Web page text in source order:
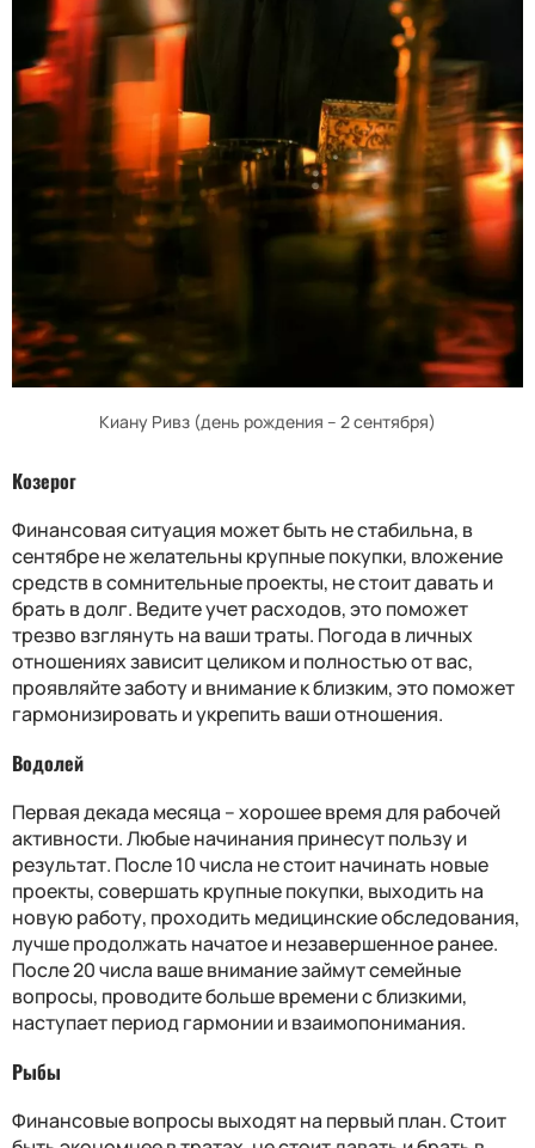
Киану Ривз (день рождения – 2 сентября)
Козерог
Финансовая ситуация может быть не стабильна, в
сентябре не желательны крупные покупки, вложение
средств в сомнительные проекты, не стоит давать и
брать в долг. Ведите учет расходов, это поможет
трезво взглянуть на ваши траты. Погода в личных
отношениях зависит целиком и полностью от вас,
проявляйте заботу и внимание к близким, это поможет
гармонизировать и укрепить ваши отношения.
Водолей
Первая декада месяца – хорошее время для рабочей
активности. Любые начинания принесут пользу и
результат. После 10 числа не стоит начинать новые
проекты, совершать крупные покупки, выходить на
новую работу, проходить медицинские обследования,
лучше продолжать начатое и незавершенное ранее.
После 20 числа ваше внимание займут семейные
вопросы, проводите больше времени с близкими,
наступает период гармонии и взаимопонимания.
Рыбы
Финансовые вопросы выходят на первый план. Стоит